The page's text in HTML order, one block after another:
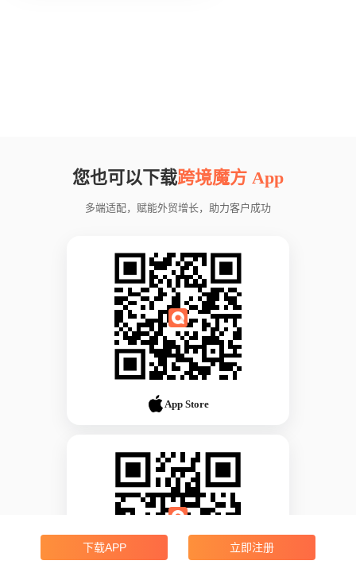
您也可以下载跨境魔方 App
多端适配，赋能外贸增长，助力客户成功
App Store
下载APP 立即注册